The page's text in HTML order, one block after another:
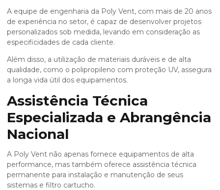
A equipe de engenharia da Poly Vent, com mais de 20 anos
de experiência no setor, é capaz de desenvolver projetos
personalizados sob medida, levando em consideração as
especificidades de cada cliente.
Além disso, a utilização de materiais duráveis e de alta
qualidade, como o polipropileno com proteção UV, assegura
a longa vida útil dos equipamentos.
Assistência Técnica
Especializada e Abrangência
Nacional
A Poly Vent não apenas fornece equipamentos de alta
performance, mas também oferece assistência técnica
permanente para instalação e manutenção de seus
sistemas e filtro cartucho.